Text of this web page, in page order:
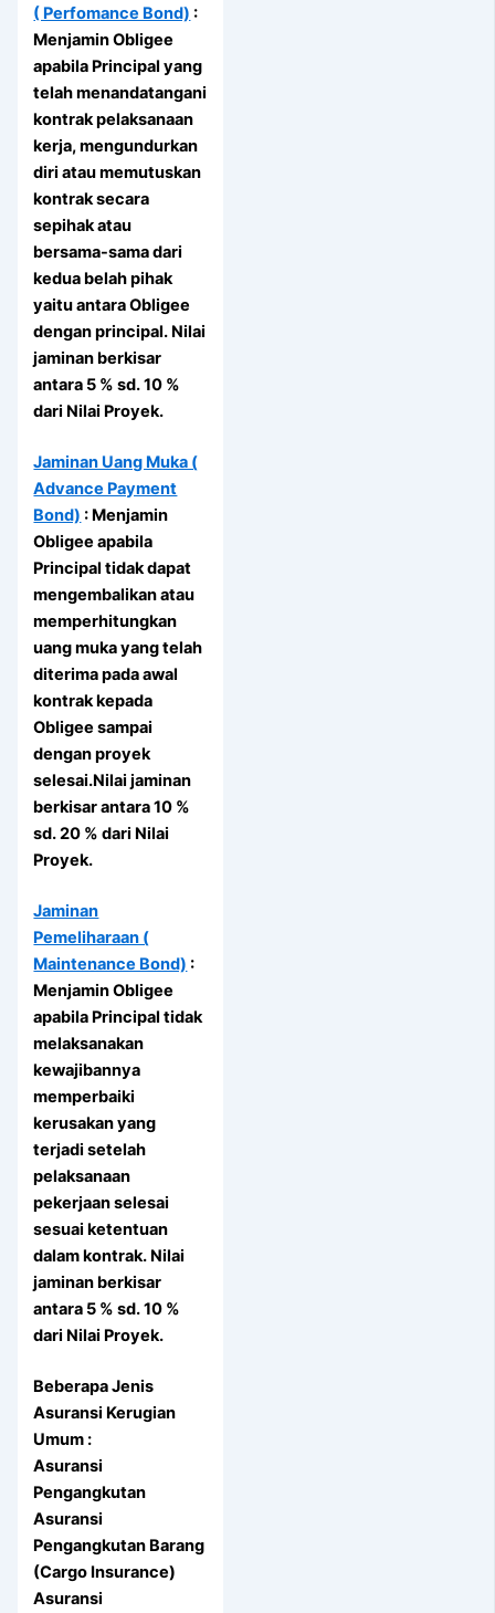
( Perfomance Bond) :
Menjamin Obligee
apabila Principal yang
telah menandatangani
kontrak pelaksanaan
kerja, mengundurkan
diri atau memutuskan
kontrak secara
sepihak atau
bersama-sama dari
kedua belah pihak
yaitu antara Obligee
dengan principal. Nilai
jaminan berkisar
antara 5 % sd. 10 %
dari Nilai Proyek.
Jaminan Uang Muka (
Advance Payment
Bond) : Menjamin
Obligee apabila
Principal tidak dapat
mengembalikan atau
memperhitungkan
uang muka yang telah
diterima pada awal
kontrak kepada
Obligee sampai
dengan proyek
selesai.Nilai jaminan
berkisar antara 10 %
sd. 20 % dari Nilai
Proyek.
Jaminan
Pemeliharaan (
Maintenance Bond) :
Menjamin Obligee
apabila Principal tidak
melaksanakan
kewajibannya
memperbaiki
kerusakan yang
terjadi setelah
pelaksanaan
pekerjaan selesai
sesuai ketentuan
dalam kontrak. Nilai
jaminan berkisar
antara 5 % sd. 10 %
dari Nilai Proyek.
Beberapa Jenis
Asuransi Kerugian
Umum :
Asuransi
Pengangkutan
Asuransi
Pengangkutan Barang
(Cargo Insurance)
Asuransi